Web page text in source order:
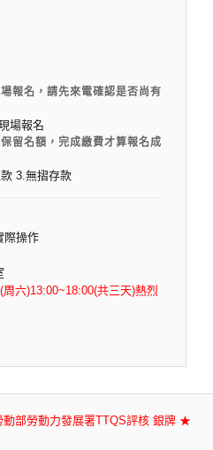
報名，請先來電確認是否尚有
場報名
留名額，完成繳費才算報名成
3.無摺存款
際操作
六)13:00~18:00(共三天)熱烈
部勞動力發展署TTQS評核 銀牌 ★